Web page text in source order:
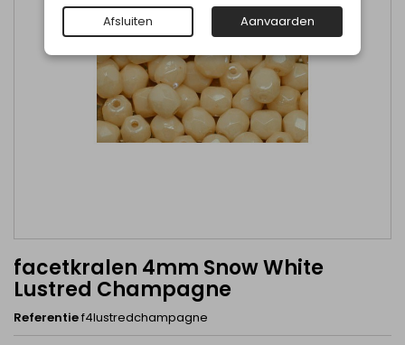
facetkralen 4mm Snow White
Lustred Champagne
Referentief4lustredchampagne
Afsluiten Aanvaarden